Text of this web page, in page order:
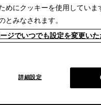
めにクッキーを使用してい
とみなされます。
ジでいつでも設定を変更い
詳細設定